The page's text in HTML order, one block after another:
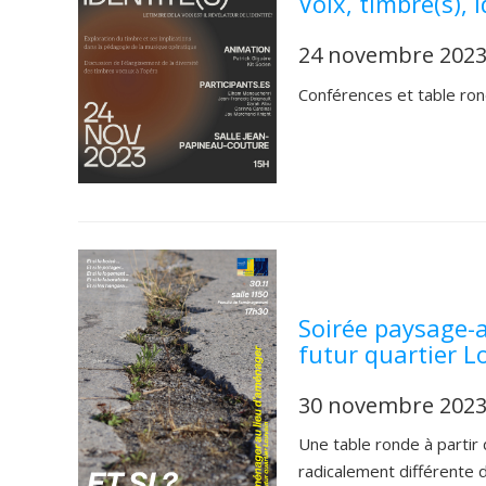
24 novembre
Conférences et table
Soirée paysage-
futur quartier
30 novembre
Une table ronde à partir
radicalement différente